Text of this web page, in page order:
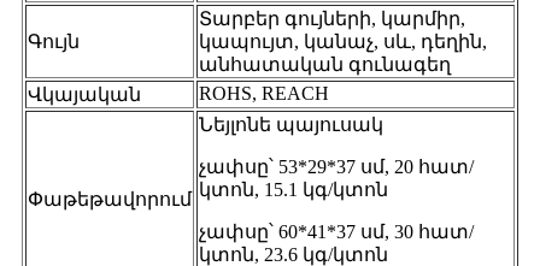
Գույն
Տարբեր գույների, կարմիր,
կապույտ, կանաչ, սև, դեղին,
անհատական ​​գունագեղ
Վկայական
ROHS, REACH
Փաթեթավորում
Նեյլոնե պայուսակ
չափսը՝ 53*29*37 սմ, 20 հատ/
կտոն, 15.1 կգ/կտոն
չափսը՝ 60*41*37 սմ, 30 հատ/
կտոն, 23.6 կգ/կտոն